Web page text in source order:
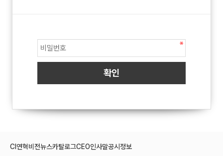
CI 연혁비전뉴스카탈로그CEO인사말공시정보